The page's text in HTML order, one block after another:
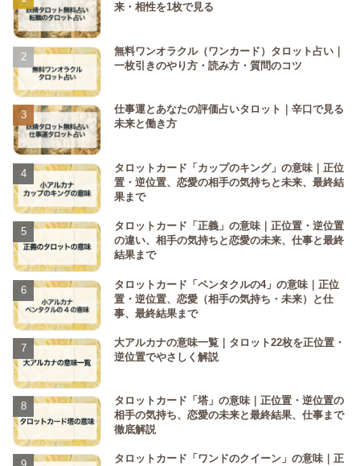
来・相性を1枚で見る
無料ワンオラクル（ワンカード）タロット占い｜
一枚引きのやり方・読み方・質問のコツ
仕事運とあなたの評価占いタロット｜辛口で見る
未来と働き方
タロットカード「カップのキング」の意味｜正位
置・逆位置、恋愛の相手の気持ちと未来、最終結
果まで
タロットカード「正義」の意味｜正位置・逆位置
の違い、相手の気持ちと恋愛の未来、仕事と最終
結果まで
タロットカード「ペンタクルの4」の意味｜正位
置・逆位置、恋愛（相手の気持ち・未来）と仕
事、最終結果まで
大アルカナの意味一覧｜タロット22枚を正位置・
逆位置でやさしく解説
タロットカード「塔」の意味｜正位置・逆位置の
相手の気持ち、恋愛の未来と最終結果、仕事まで
徹底解説
タロットカード「ワンドのクイーン」の意味｜正